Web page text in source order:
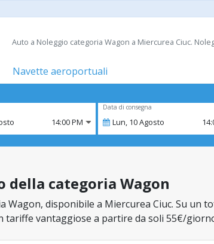
Auto a Noleggio categoria Wagon a Miercurea Ciuc.
Navette aeroportuali
14:00 PM
Data di consegna
Lun, 10Agosto
della categoria Wagon
disponibile a Miercurea Ciuc. Su un
tariffe vantaggiose a partire da soli 55€/